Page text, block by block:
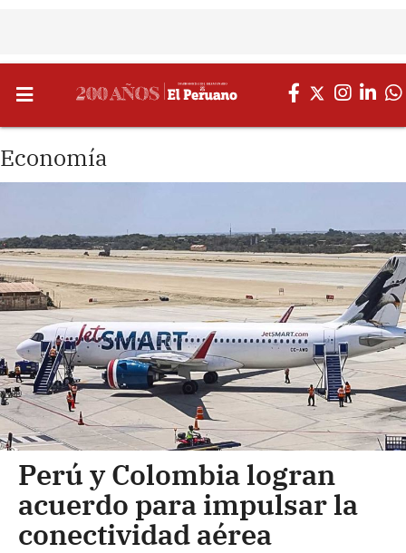
Economía
Perú y Colombia logran
acuerdo para impulsar la
conectividad aérea